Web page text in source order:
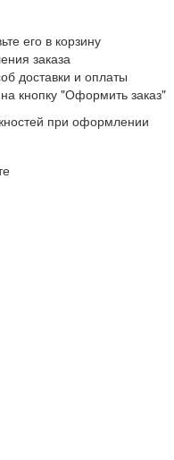
его в корзину
заказа
доставки и оплаты
кнопку "Оформить заказ"
при оформлении